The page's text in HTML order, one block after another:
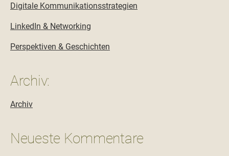
Digitale Kommunikationsstrategien
LinkedIn & Networking
Perspektiven & Geschichten
Archiv:
Archiv
Neueste Kommentare